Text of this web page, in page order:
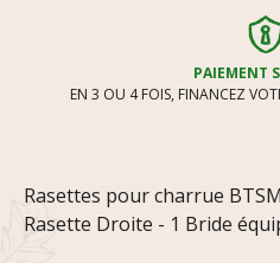
PAIEMENT
EN 3 OU 4 FOIS, FINANCEZ
Rasettes pour charrue
Rasette Droite - 1 Bride